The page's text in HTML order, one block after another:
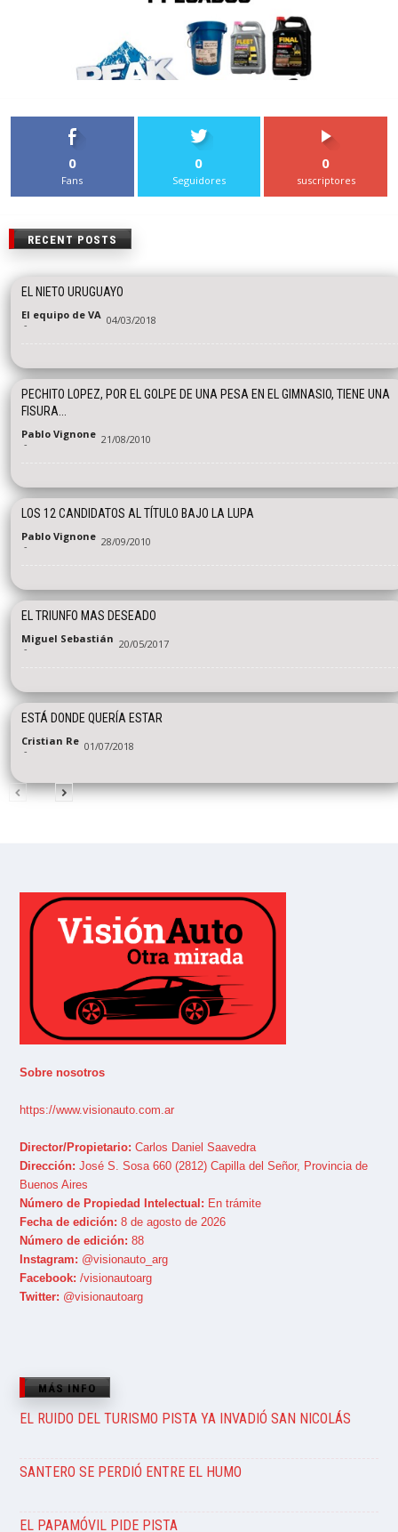
0
Fans
0
Seguidores
0
suscriptores
RECENT POSTS
EL NIETO URUGUAYO
El equipo de VA
- 04/03/2018
PECHITO LOPEZ, POR EL GOLPE DE UNA PESA EN EL GIMNASIO, TIENE UNA
FISURA...
Pablo Vignone
- 21/08/2010
LOS 12 CANDIDATOS AL TÍTULO BAJO LA LUPA
Pablo Vignone
- 28/09/2010
EL TRIUNFO MAS DESEADO
Miguel Sebastián
- 20/05/2017
ESTÁ DONDE QUERÍA ESTAR
Cristian Re
- 01/07/2018
Sobre nosotros
https://www.visionauto.com.ar
Director/Propietario: Carlos Daniel Saavedra
Dirección: José S. Sosa 660 (2812) Capilla del Señor, Provincia de
Buenos Aires
Número de Propiedad Intelectual: En trámite
Fecha de edición: 8 de agosto de 2026
Número de edición: 88
Instagram: @visionauto_arg
Facebook: /visionautoarg
Twitter: @visionautoarg
MÁS INFO
EL RUIDO DEL TURISMO PISTA YA INVADIÓ SAN NICOLÁS
SANTERO SE PERDIÓ ENTRE EL HUMO
EL PAPAMÓVIL PIDE PISTA